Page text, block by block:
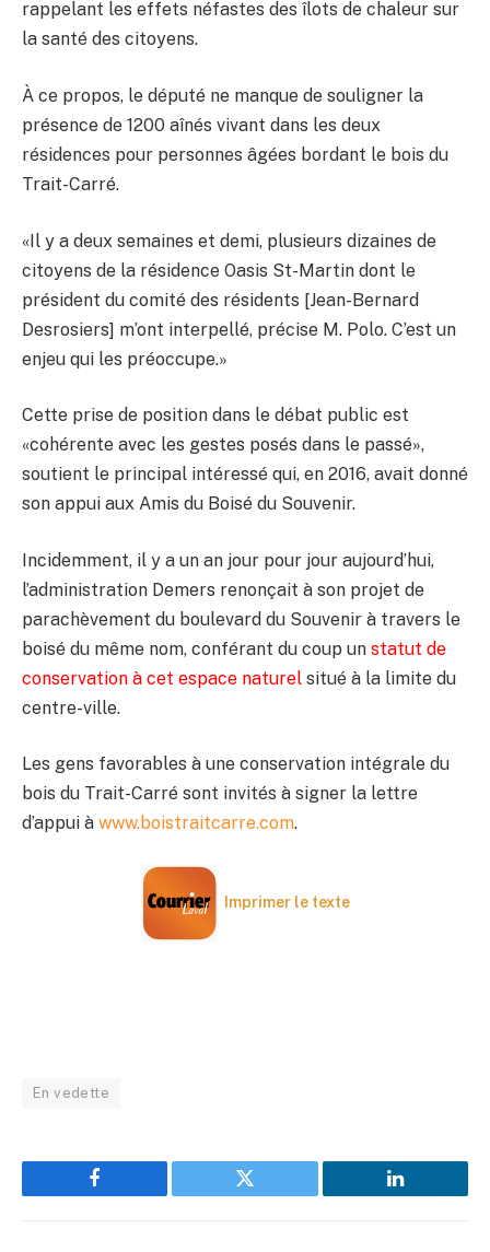
rappelant les effets néfastes des îlots de chaleur sur
la santé des citoyens.
À ce propos, le député ne manque de souligner la
présence de 1200 aînés vivant dans les deux
résidences pour personnes âgées bordant le bois du
Trait-Carré.
«Il y a deux semaines et demi, plusieurs dizaines de
citoyens de la résidence Oasis St-Martin dont le
président du comité des résidents [Jean-Bernard
Desrosiers] m’ont interpellé, précise M. Polo. C’est un
enjeu qui les préoccupe.»
Cette prise de position dans le débat public est
«cohérente avec les gestes posés dans le passé»,
soutient le principal intéressé qui, en 2016, avait donné
son appui aux Amis du Boisé du Souvenir.
Incidemment, il y a un an jour pour jour aujourd’hui,
l’administration Demers renonçait à son projet de
parachèvement du boulevard du Souvenir à travers le
boisé du même nom, conférant du coup un statut de
conservation à cet espace naturel situé à la limite du
centre-ville.
Les gens favorables à une conservation intégrale du
bois du Trait-Carré sont invités à signer la lettre
d’appui à www.boistraitcarre.com.
Imprimer le texte
En vedette
Facebook Twitter LinkedIn